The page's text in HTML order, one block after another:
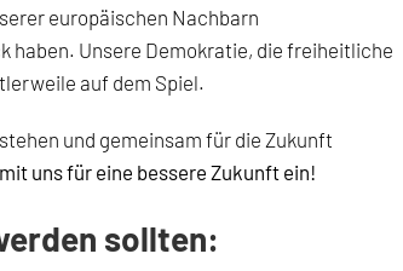
europäischen Nachbarn
haben. Unsere Demokratie, die freiheitliche
auf dem Spiel.
und gemeinsam für die Zukunft
uns für eine bessere Zukunft ein!
sollten: